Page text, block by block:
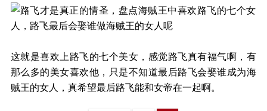
这就是喜欢上路飞的七个美女，感觉路飞真有福气啊，有
那么多的美女喜欢他，只是不知道最后路飞会娶谁成为海
贼王的女人，真希望最后路飞能和女帝在一起啊。